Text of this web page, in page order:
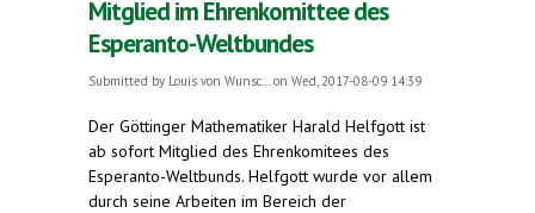
Mitglied im Ehrenkomittee des
Esperanto-Weltbundes
Submitted by Louis von Wunsc... on Wed, 2017-08-09 14:39
Der Göttinger Mathematiker Harald Helfgott ist
ab sofort Mitglied des Ehrenkomitees des
Esperanto-Weltbunds. Helfgott wurde vor allem
durch seine Arbeiten im Bereich der